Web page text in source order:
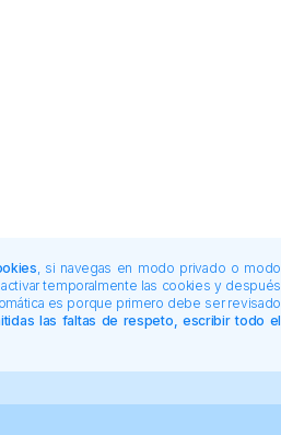
, si navegas en modo privado o modo
temporalmente las cookies y después
es porque primero debe ser revisado
las faltas de respeto, escribir todo el